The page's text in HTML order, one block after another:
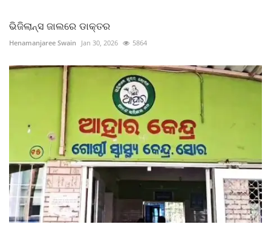
ଭିଜିଲାନ୍ସ ଜାଲରେ ଡାକ୍ତର
Henamanjaree Swain Jan 30, 2026 5864